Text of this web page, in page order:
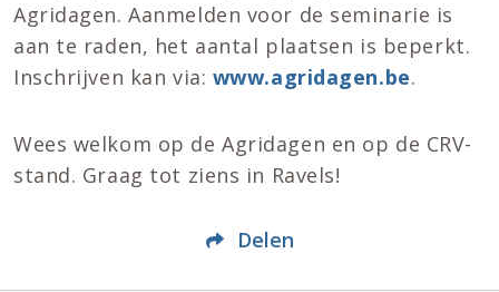
Agridagen. Aanmelden voor de seminarie is
aan te raden, het aantal plaatsen is beperkt.
Inschrijven kan via: www.agridagen.be.
Wees welkom op de Agridagen en op de CRV-
stand. Graag tot ziens in Ravels!
Delen